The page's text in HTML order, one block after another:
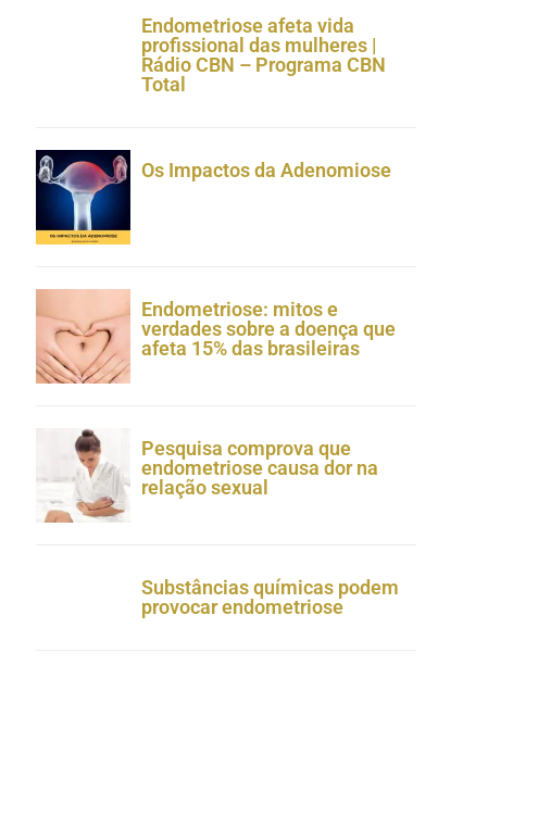
Endometriose afeta vida
profissional das mulheres |
Rádio CBN – Programa CBN
Total
Os Impactos da Adenomiose
Endometriose: mitos e
verdades sobre a doença que
afeta 15% das brasileiras
Pesquisa comprova que
endometriose causa dor na
relação sexual
Substâncias químicas podem
provocar endometriose